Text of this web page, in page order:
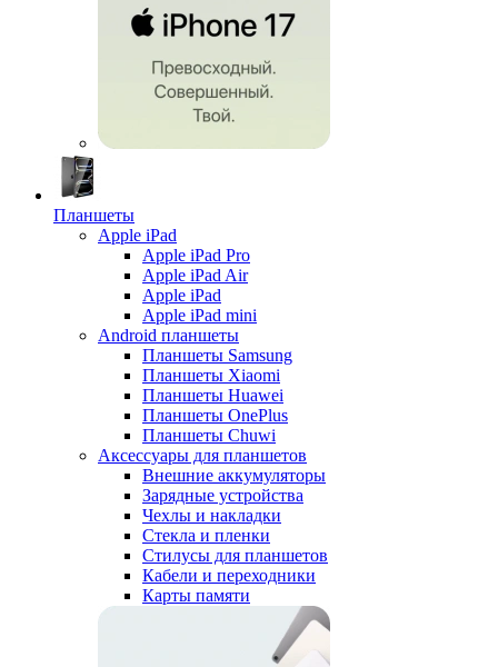
Планшеты
Apple iPad
Apple iPad Pro
Apple iPad Air
Apple iPad
Apple iPad mini
Android планшеты
Планшеты Samsung
Планшеты Xiaomi
Планшеты Huawei
Планшеты OnePlus
Планшеты Chuwi
Аксессуары для планшетов
Внешние аккумуляторы
Зарядные устройства
Чехлы и накладки
Стекла и пленки
Стилусы для планшетов
Кабели и переходники
Карты памяти